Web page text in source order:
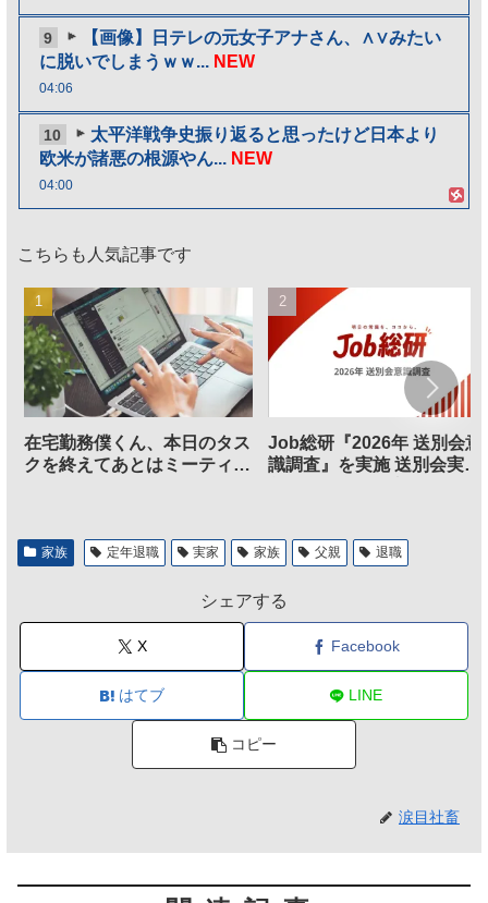
9
【画像】日テレの元女子アナさん、∧∨みたい
に脱いでしまうｗｗ... NEW
04:06
10
太平洋戦争史振り返ると思ったけど日本より
欧米が諸悪の根源やん... NEW
04:00
こちらも人気記事です
在宅勤務僕くん、本日のタス
クを終えてあとはミーティン
Job総研『2026年 送別会意
識調査』を実施 送別会実施
家族 定年退職 実家 家族 父親 退職
シェアする
X Facebook
はてブ LINE
コピー
涙目社畜